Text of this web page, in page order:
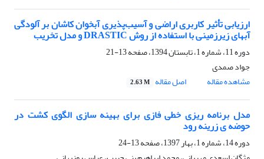
ارزیابی تأثیر کاربری اراضی و آسیب‌پذیری آبخوان کاشان بر آلودگی
آبهای زیرزمینی با استفاده از روش DRASTIC و مدل تخریب
دوره 11، شماره 1، تابستان 1394، صفحه
13-21
جواد صمدی
مشاهده مقاله
اصل مقاله 2.63 M
مدل برنامه ریزی خطی فازی برای بهینه سازی الگوی کشت در
حوضه ی زرینه رود
دوره 14، شماره 1، بهار 1397، صفحه
13-24